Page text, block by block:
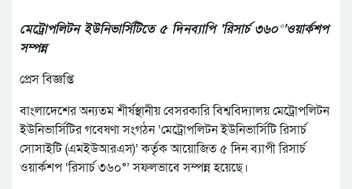
মেট্রোপলিটন ইউনিভার্সিটিতে ৫ দিনব্যাপি ‘রিসার্চ ৩৬০°’ওয়ার্কশপ
সম্পন্ন
প্রেস বিজ্ঞপ্তি
বাংলাদেশের অন্যতম শীর্ষস্থানীয় বেসরকারি বিশ্ববিদ্যালয় মেট্রোপলিটন
ইউনিভার্সিটির গবেষণা সংগঠন ‘মেট্রোপলিটন ইউনিভার্সিটি রিসার্চ
সোসাইটি (এমইউআরএস)’ কর্তৃক আয়োজিত ৫ দিন ব্যাপী রিসার্চ
ওয়ার্কশপ ‘রিসার্চ ৩৬০°’ সফলভাবে সম্পন্ন হয়েছে।